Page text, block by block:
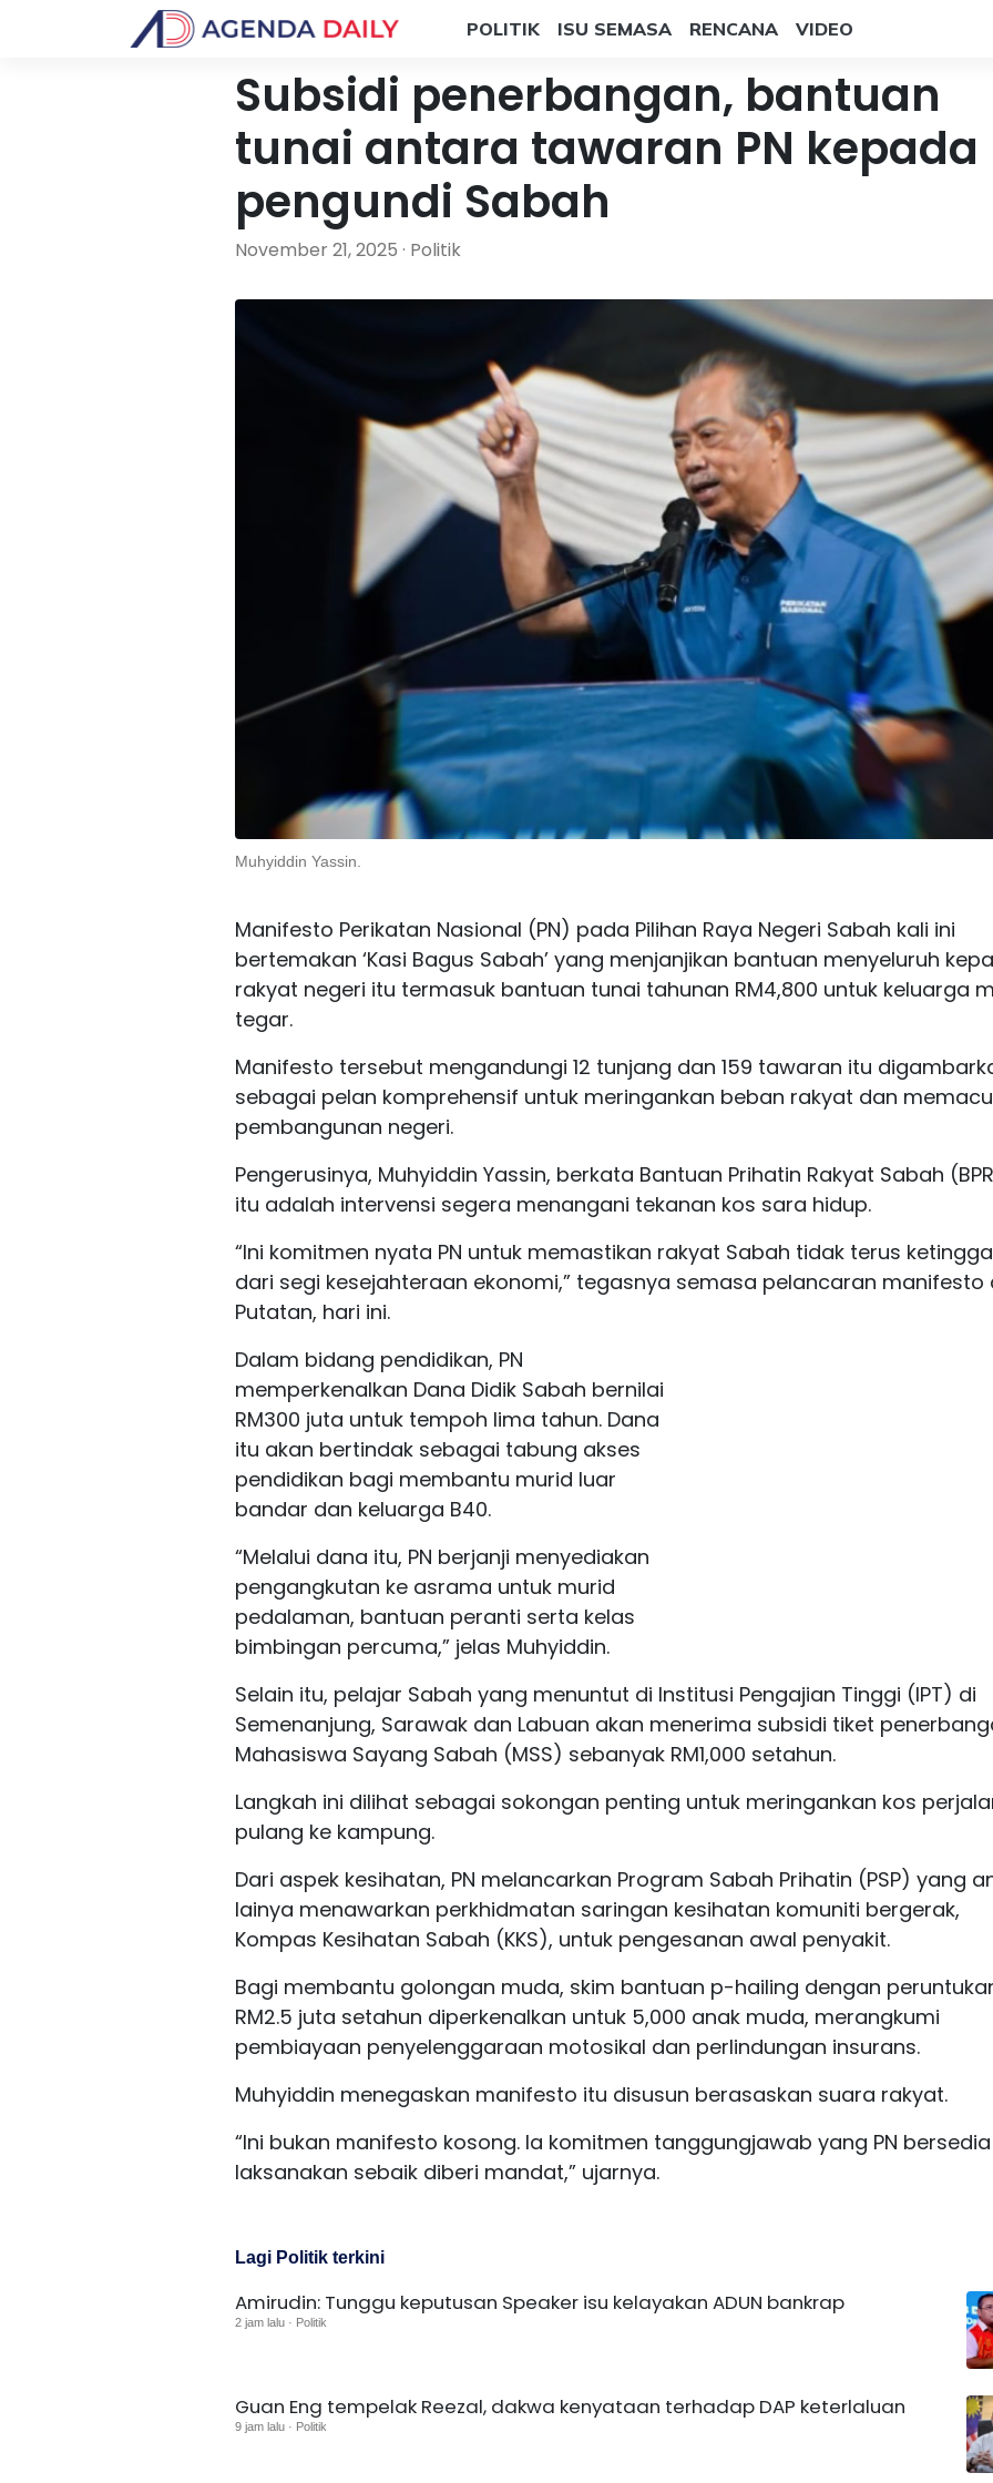
POLITIK ISU SEMASA RENCANA VIDEO
Subsidi penerbangan, bantuan
tunai antara tawaran PN kepada
pengundi Sabah
November 21, 2025 · Politik
Muhyiddin Yassin.
Manifesto Perikatan Nasional (PN) pada Pilihan Raya Negeri Sabah kali ini
bertemakan ‘Kasi Bagus Sabah’ yang menjanjikan bantuan menyeluruh
rakyat negeri itu termasuk bantuan tunai tahunan RM4,800 untuk keluarga
tegar.
Manifesto tersebut mengandungi 12 tunjang dan 159 tawaran itu
sebagai pelan komprehensif untuk meringankan beban rakyat dan memacu
pembangunan negeri.
Pengerusinya, Muhyiddin Yassin, berkata Bantuan Prihatin Rakyat Sabah
itu adalah intervensi segera menangani tekanan kos sara hidup.
“Ini komitmen nyata PN untuk memastikan rakyat Sabah tidak terus
dari segi kesejahteraan ekonomi,” tegasnya semasa pelancaran manifesto
Putatan, hari ini.
Dalam bidang pendidikan, PN
memperkenalkan Dana Didik Sabah bernilai
RM300 juta untuk tempoh lima tahun. Dana
itu akan bertindak sebagai tabung akses
pendidikan bagi membantu murid luar
bandar dan keluarga B40.
“Melalui dana itu, PN berjanji menyediakan
pengangkutan ke asrama untuk murid
pedalaman, bantuan peranti serta kelas
bimbingan percuma,” jelas Muhyiddin.
Selain itu, pelajar Sabah yang menuntut di Institusi Pengajian Tinggi (IPT) di
Semenanjung, Sarawak dan Labuan akan menerima subsidi tiket
Mahasiswa Sayang Sabah (MSS) sebanyak RM1,000 setahun.
Langkah ini dilihat sebagai sokongan penting untuk meringankan kos
pulang ke kampung.
Dari aspek kesihatan, PN melancarkan Program Sabah Prihatin (PSP) yang
lainya menawarkan perkhidmatan saringan kesihatan komuniti bergerak,
Kompas Kesihatan Sabah (KKS), untuk pengesanan awal penyakit.
Bagi membantu golongan muda, skim bantuan p-hailing dengan
RM2.5 juta setahun diperkenalkan untuk 5,000 anak muda, merangkumi
pembiayaan penyelenggaraan motosikal dan perlindungan insurans.
Muhyiddin menegaskan manifesto itu disusun berasaskan suara rakyat.
“Ini bukan manifesto kosong. Ia komitmen tanggungjawab yang PN bersedia
laksanakan sebaik diberi mandat,” ujarnya.
Lagi Politik terkini
Amirudin: Tunggu keputusan Speaker isu kelayakan ADUN bankrap
2 jam lalu · Politik
Guan Eng tempelak Reezal, dakwa kenyataan terhadap DAP keterlaluan
9 jam lalu · Politik